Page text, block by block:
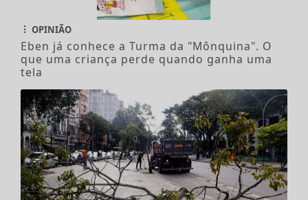
OPINIÃO
Eben já conhece a Turma da "Mônquina". O
que uma criança perde quando ganha uma
tela